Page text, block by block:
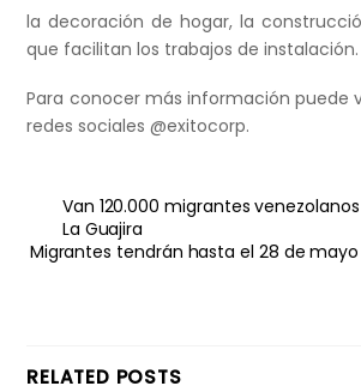
la decoración de hogar, la
que facilitan los trabajos de instalación.
Para conocer más información puede
redes sociales @exitocorp.
Van 120.000 migrantes
La Guajira
Migrantes tendrán hasta el 28 de
RELATED POSTS